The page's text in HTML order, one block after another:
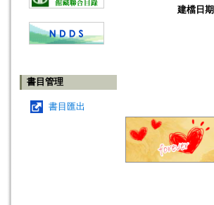
書目管理
書目匯出
建檔日期